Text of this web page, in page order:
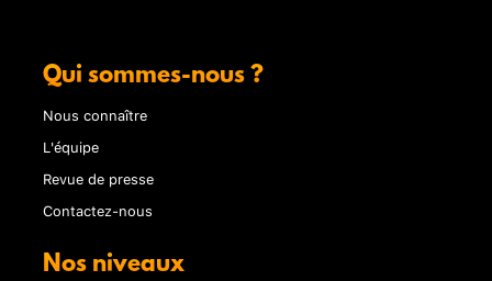
Qui sommes-nous ?
Nous connaître
L'équipe
Revue de presse
Contactez-nous
Nos niveaux